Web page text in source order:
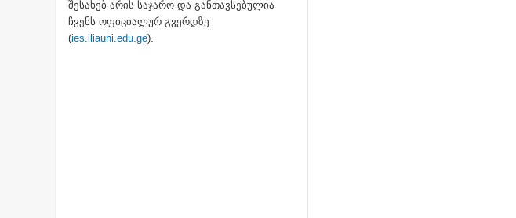
შესახებ არის საჯარო და განთავსებულია
ჩვენს ოფიციალურ გვერდზე
(ies.iliauni.edu.ge).